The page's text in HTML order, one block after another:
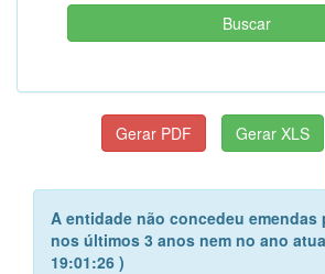
A entidade não concedeu emendas
nos últimos 3 anos nem no ano
19:01:26 )